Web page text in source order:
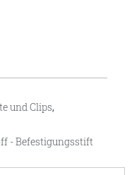
und Clips,
- Befestigungsstift